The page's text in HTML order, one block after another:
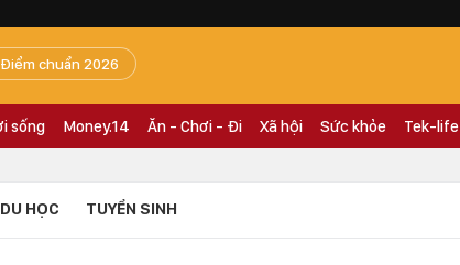
Điểm chuẩn 2026
sống Money.14 Ăn - Chơi - Đi Xã hội Sức khỏe Tek-life
DU HỌC TUYỂN SINH